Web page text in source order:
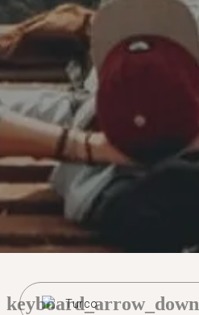
Turco
keyboard_arrow_down